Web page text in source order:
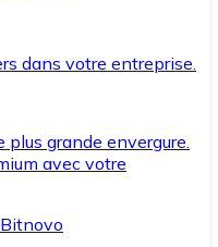
dans votre entreprise.
grande envergure.
avec votre